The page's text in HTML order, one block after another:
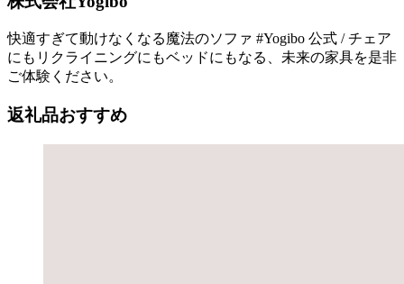
快適すぎて動けなくなる魔法のソファ #Yogibo 公式 / チェア
にもリクライニングにもベッドにもなる、未来の家具を是非
ご体験ください。
返礼品おすすめ